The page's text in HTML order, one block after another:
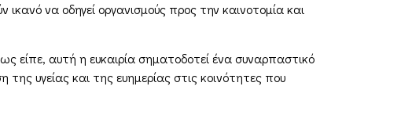
ικανό να οδηγεί οργανισμούς προς την καινοτομία και
αυτή η ευκαιρία σηματοδοτεί ένα συναρπαστικό
υγείας και της ευημερίας στις κοινότητες που